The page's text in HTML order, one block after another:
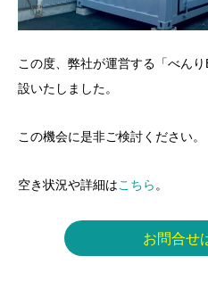
この度、弊社が運営する「べん
設いたしました。
この機会に是非ご検討ください。
空き状況や詳細はこちら 。
お問合せ